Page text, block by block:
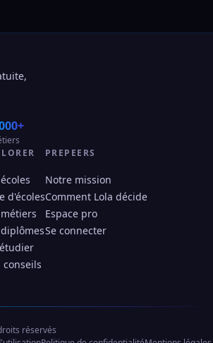
d'écoles
diplômes
conseils
PREPEERS
Notre mission
Comment Lola décide
Espace pro
Se connecter
réservés